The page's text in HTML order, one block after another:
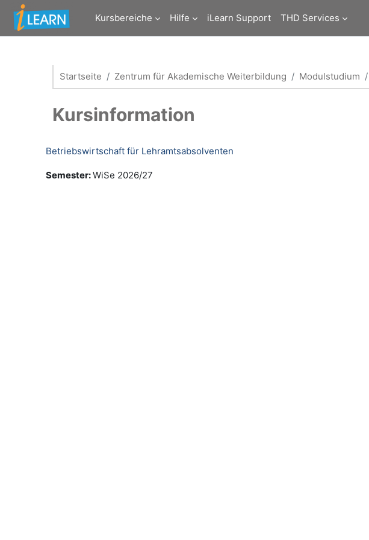
Zum Hauptinhalt
Kursbereiche
Hilfe iLearn Support THD Services
Startseite Zentrum für Akademische Weiterbildung Modulstudium
Kursinformation
Betriebswirtschaft für Lehramtsabsolventen
Semester:WiSe 2026/27